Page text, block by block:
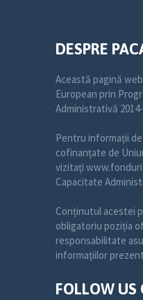
DESPRE
Această pagină
European prin
Administrativă
Pentru informații
cofinanțate de
vizitați
Capacitate
Conținutul acestei
obligatoriu poziția
responsabilitate
informațiilor
FOLLOW US